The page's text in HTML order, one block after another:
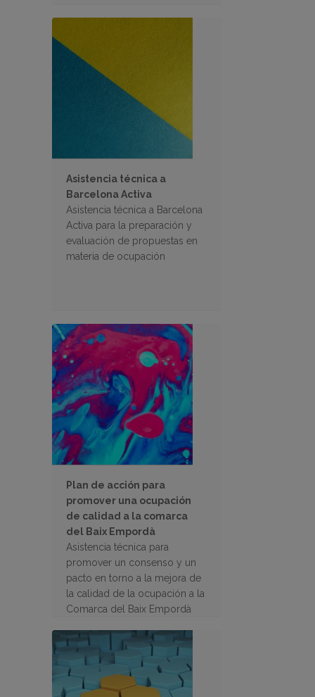
Asistencia técnica a
Barcelona Activa
Asistencia técnica a Barcelona
Activa para la preparación y
evaluación de propuestas en
materia de ocupación
Plan de acción para
promover una ocupación
de calidad a la comarca
del Baix Empordà
Asistencia técnica para
promover un consenso y un
pacto en torno a la mejora de
la calidad de la ocupación a la
Comarca del Baix Empordà